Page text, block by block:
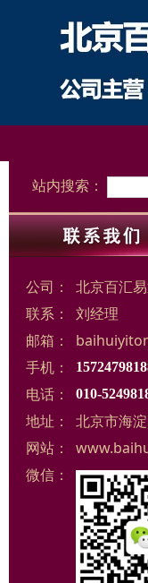
站内搜索：
公司：
北京百汇
联系：
刘经理
邮箱：
手机：
电话： 010-
地址：
北京市海
网站：
微信：